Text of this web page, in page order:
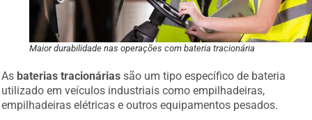
Maior durabilidade nas operações com bateria tracionária
As baterias tracionárias são um tipo específico de bateria
utilizado em veículos industriais como empilhadeiras,
empilhadeiras elétricas e outros equipamentos pesados.